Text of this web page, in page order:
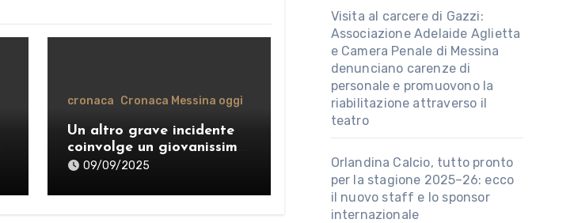
cronaca Cronaca Messina oggi
Un altro grave incidente
coinvolge un giovanissimo
sul monopattino sulle
09/09/2025
Visita al carcere di Gazzi:
Associazione Adelaide Aglietta
e Camera Penale di Messina
denunciano carenze di
personale e promuovono la
riabilitazione attraverso il
teatro
Orlandina Calcio, tutto pronto
per la stagione 2025–26: ecco
il nuovo staff e lo sponsor
internazionale